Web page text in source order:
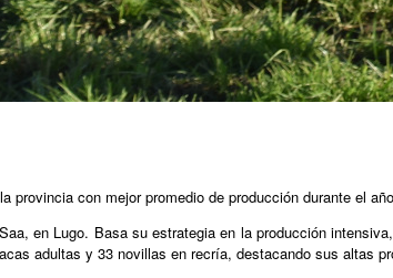
con mejor promedio de producción durante el
en Lugo. Basa su estrategia en la producción
adultas y 33 novillas en recría, destacando sus altas